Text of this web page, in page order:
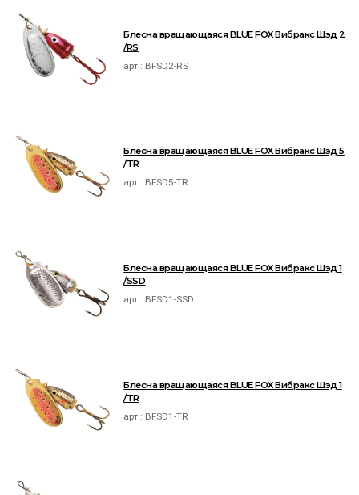
Блесна вращающаяся BLUE FOX Вибракс Шэд 2
/RS
арт.: BFSD2-RS
Блесна вращающаяся BLUE FOX Вибракс Шэд 5
/TR
арт.: BFSD5-TR
Блесна вращающаяся BLUE FOX Вибракс Шэд 1
/SSD
арт.: BFSD1-SSD
Блесна вращающаяся BLUE FOX Вибракс Шэд 1
/TR
арт.: BFSD1-TR